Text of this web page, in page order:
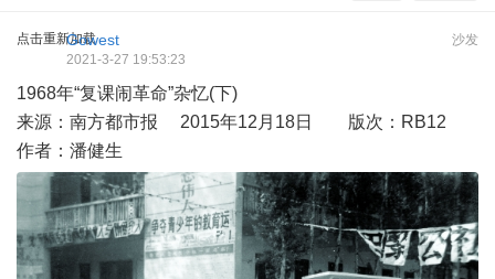
点击重新加载 沙发
Gowest
2021-3-27 19:53:23
1968年“复课闹革命”杂忆(下)
来源：南方都市报 2015年12月18日 版次：RB12
作者：潘健生